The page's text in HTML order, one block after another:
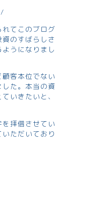
てこのブログ
のすばらしさ
うになりまし
客本位でない
た。本当の資
いきたいと、
拝借させてい
ただいており